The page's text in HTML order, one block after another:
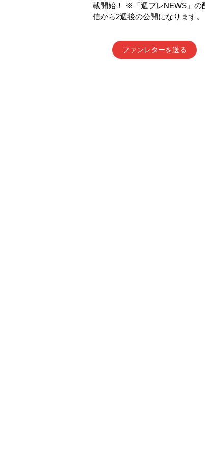
載開始！ ※「週プレNEWS」の
信から2週後の公開になります。
ファンレターを送る